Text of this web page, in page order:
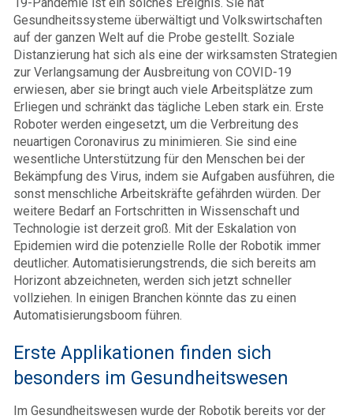
Gesundheitssysteme überwältigt und Volkswirtschaften
auf der ganzen Welt auf die Probe gestellt. Soziale
Distanzierung hat sich als eine der wirksamsten Strategien
zur Verlangsamung der Ausbreitung von COVID-19
erwiesen, aber sie bringt auch viele Arbeitsplätze zum
Erliegen und schränkt das tägliche Leben stark ein. Erste
Roboter werden eingesetzt, um die Verbreitung des
neuartigen Coronavirus zu minimieren. Sie sind eine
wesentliche Unterstützung für den Menschen bei der
Bekämpfung des Virus, indem sie Aufgaben ausführen, die
sonst menschliche Arbeitskräfte gefährden würden. Der
weitere Bedarf an Fortschritten in Wissenschaft und
Technologie ist derzeit groß. Mit der Eskalation von
Epidemien wird die potenzielle Rolle der Robotik immer
deutlicher. Automatisierungstrends, die sich bereits am
Horizont abzeichneten, werden sich jetzt schneller
vollziehen. In einigen Branchen könnte das zu einen
Automatisierungsboom führen.
Erste Applikationen finden sich
besonders im Gesundheitswesen
Im Gesundheitswesen wurde der Robotik bereits vor der